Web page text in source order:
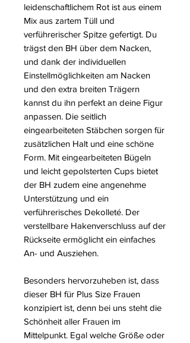
leidenschaftlichem Rot ist aus einem
Mix aus zartem Tüll und
verführerischer Spitze gefertigt. Du
trägst den BH über dem Nacken,
und dank der individuellen
Einstellmöglichkeiten am Nacken
und den extra breiten Trägern
kannst du ihn perfekt an deine Figur
anpassen. Die seitlich
eingearbeiteten Stäbchen sorgen für
zusätzlichen Halt und eine schöne
Form. Mit eingearbeiteten Bügeln
und leicht gepolsterten Cups bietet
der BH zudem eine angenehme
Unterstützung und ein
verführerisches Dekolleté. Der
verstellbare Hakenverschluss auf der
Rückseite ermöglicht ein einfaches
An- und Ausziehen.
Besonders hervorzuheben ist, dass
dieser BH für Plus Size Frauen
konzipiert ist, denn bei uns steht die
Schönheit aller Frauen im
Mittelpunkt. Egal welche Größe oder